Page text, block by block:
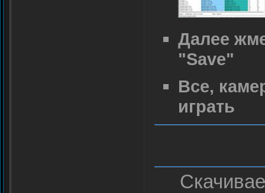
Далее
"Save"
Все,
играть